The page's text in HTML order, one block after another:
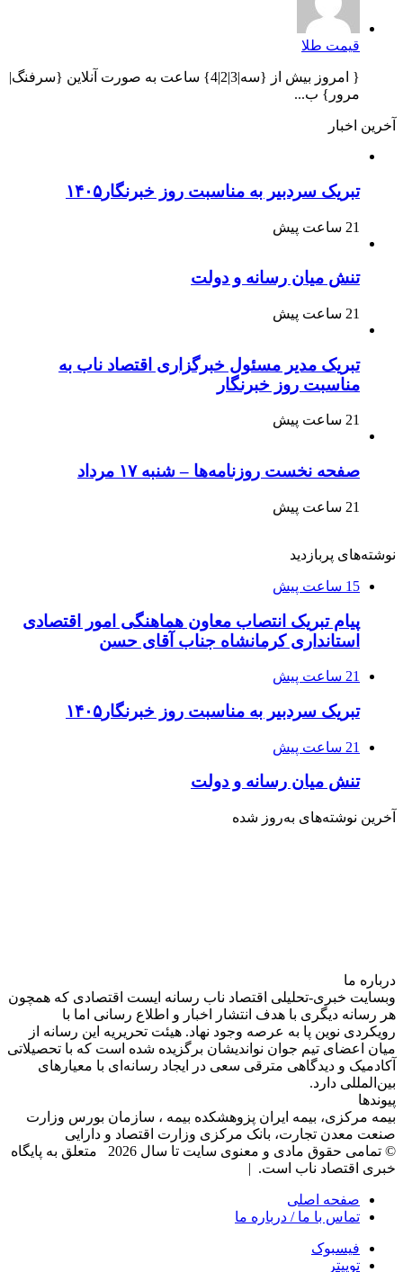
قیمت طلا
{ امروز بیش از {سه|3|2|4} ساعت به صورت آنلاین {سرفنگ|
مرور} ب...
آخرین اخبار
تبریک سردبیر به مناسبت روز خبرنگار۱۴۰۵
21 ساعت پیش
تنش میان رسانه و دولت
21 ساعت پیش
تبریک مدیر مسئول خبرگزاری اقتصاد ناب به
مناسبت روز خبرنگار
21 ساعت پیش
صفحه نخست روزنامه‌ها – شنبه ۱۷ مرداد
21 ساعت پیش
نوشته‌های پربازدید
15 ساعت پیش
پیام تبریک انتصاب معاون هماهنگی امور اقتصادی
استانداری کرمانشاه جناب آقای حسن
21 ساعت پیش
تبریک سردبیر به مناسبت روز خبرنگار۱۴۰۵
21 ساعت پیش
تنش میان رسانه و دولت
آخرین نوشته‌های‌ به‌روز شده
درباره‌ ما
وبسایت خبری-تحلیلی اقتصاد ناب رسانه‌ ایست اقتصادی که همچون
هر رسانه دیگری با هدف انتشار اخبار و اطلاع رسانی اما با
رویکردی نوین پا به عرصه وجود نهاد. هیئت تحریریه این رسانه از
میان اعضای تیم جوان نواندیشان برگزیده شده است که با تحصیلاتی
آکادمیک و دیدگاهی‌ مترقی سعی در ایجاد رسانه‌ای با معیار‌های
بین‌المللی دارد.
پیوندها
بیمه مرکزی، بیمه ایران پزوهشکده بیمه ، سازمان بورس وزارت
صنعت معدن تجارت، بانک مرکزی وزارت اقتصاد و دارایی
© تمامی حقوق مادی و معنوی سایت تا سال 2026 متعلق به پایگاه
خبری اقتصاد ناب است. |
صفحه اصلی
تماس با ما / درباره ما
فیسبوک
توییتر